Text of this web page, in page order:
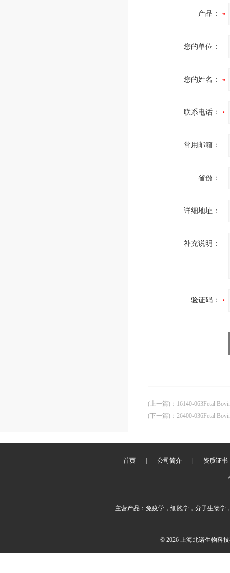
产品：
您的单位：
您的姓名：
联系电话：
常用邮箱：
省份：
详细地址：
补充说明：
验证码：
(上一篇) ： 16140-063Fetal
(下一篇) ： 26400-036Fetal
首页 公司简介 资质证书
主营产品：免疫学，细胞学，分子生物学
© 2026 上海北诺生物科